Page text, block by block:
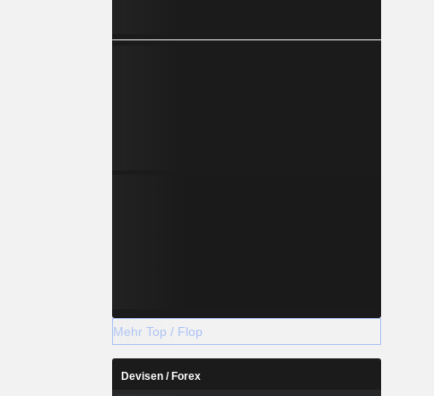
Mehr Top / Flop
Devisen / Forex